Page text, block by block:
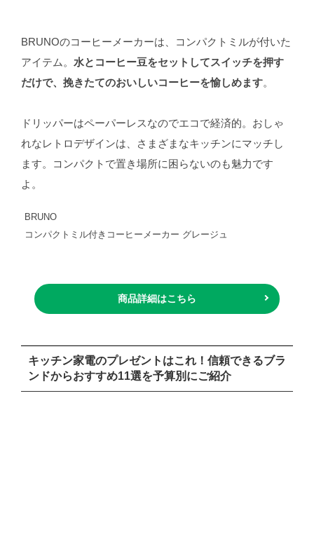
BRUNOのコーヒーメーカーは、コンパクトミルが付いた
アイテム。 水とコーヒー豆をセットしてスイッチを押す
だけで、挽きたてのおいしいコーヒーを愉しめます。
ドリッパーはペーパーレスなのでエコで経済的。おしゃ
れなレトロデザインは、さまざまなキッチンにマッチし
ます。コンパクトで置き場所に困らないのも魅力です
よ。
BRUNO
コンパクトミル付きコーヒーメーカー グレージュ
商品詳細はこちら
キッチン家電のプレゼントはこれ！信頼できるブラ
ンドからおすすめ11選を予算別にご紹介